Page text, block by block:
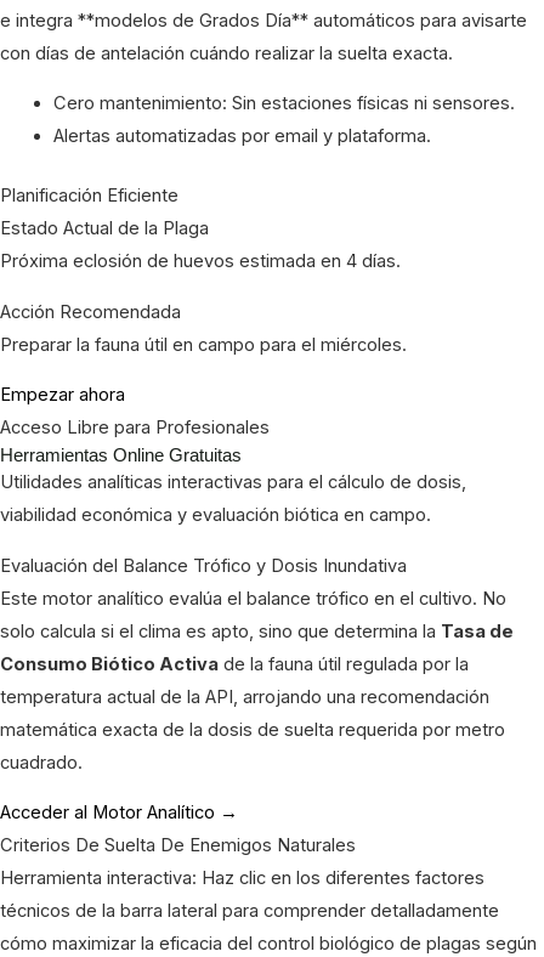
e integra **modelos de Grados Día** automáticos para avisarte
con días de antelación cuándo realizar la suelta exacta.
Cero mantenimiento: Sin estaciones físicas ni sensores.
Alertas automatizadas por email y plataforma.
Planificación Eficiente
Estado Actual de la Plaga
Próxima eclosión de huevos estimada en 4 días.
Acción Recomendada
Preparar la fauna útil en campo para el miércoles.
Empezar ahora
Acceso Libre para Profesionales
Herramientas Online Gratuitas
Utilidades analíticas interactivas para el cálculo de dosis,
viabilidad económica y evaluación biótica en campo.
Evaluación del Balance Trófico y Dosis Inundativa
Este motor analítico evalúa el balance trófico en el cultivo. No
solo calcula si el clima es apto, sino que determina la Tasa de
Consumo Biótico Activa de la fauna útil regulada por la
temperatura actual de la API, arrojando una recomendación
matemática exacta de la dosis de suelta requerida por metro
cuadrado.
Acceder al Motor Analítico →
Criterios De Suelta De Enemigos Naturales
Herramienta interactiva: Haz clic en los diferentes factores
técnicos de la barra lateral para comprender detalladamente
cómo maximizar la eficacia del control biológico de plagas según